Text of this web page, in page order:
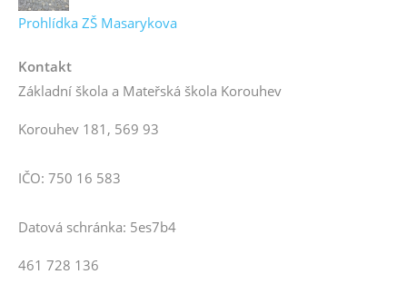
Prohlídka ZŠ Masarykova
Kontakt
Základní škola a Mateřská škola Korouhev
Korouhev 181, 569 93
IČO: 750 16 583
Datová schránka: 5es7b4
461 728 136